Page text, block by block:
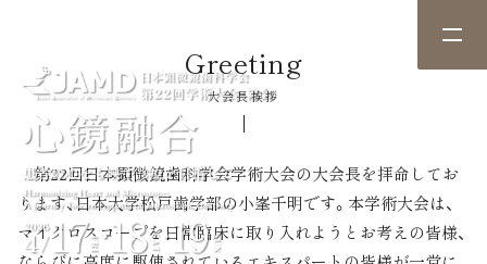
Greeting
大会長挨拶
第22回日本顕微鏡歯科学会学術大会の大会長を拝命してお
ります、日本大学松戸歯学部の小峯千明です。本学術大会は、
マイクロスコープを日常臨床に取り入れようとお考えの皆様、